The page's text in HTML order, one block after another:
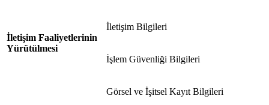
İletişim Faaliyetlerinin
Yürütülmesi
İletişim Bilgileri
İşlem Güvenliği Bilgileri
Görsel ve İşitsel Kayıt Bilgileri